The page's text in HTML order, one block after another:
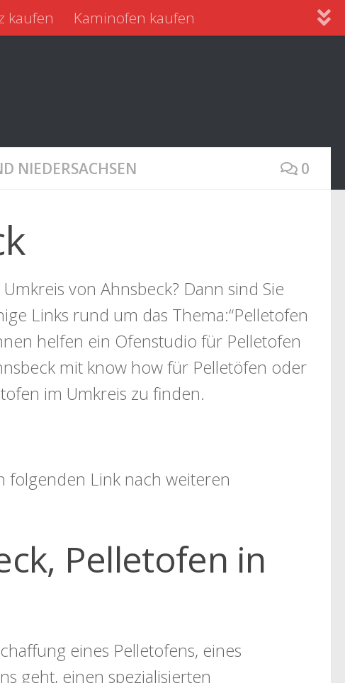
kaufen
Kaminofen kaufen
NIEDERSACHSEN 0
von Ahnsbeck? Dann sind Sie
Links rund um das Thema:“Pelletofen
helfen ein Ofenstudio für Pelletofen
mit know how für Pelletöfen oder
im Umkreis zu finden.
folgenden Link nach weiteren
Pelletofen in
eines Pelletofens, eines
geht, einen spezialisierten